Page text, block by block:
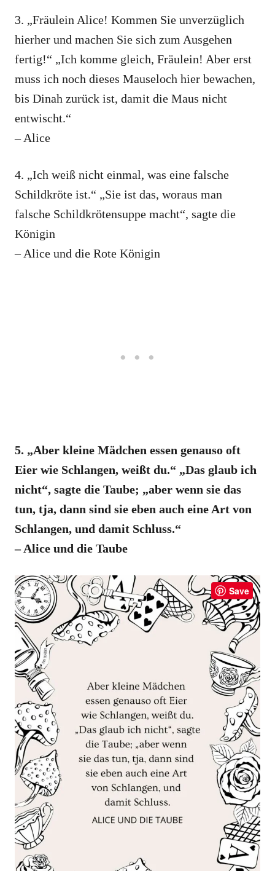
3. „Fräulein Alice! Kommen Sie unverzüglich
hierher und machen Sie sich zum Ausgehen
fertig!“ „Ich komme gleich, Fräulein! Aber erst
muss ich noch dieses Mauseloch hier bewachen,
bis Dinah zurück ist, damit die Maus nicht
entwischt.“
– Alice
4. „Ich weiß nicht einmal, was eine falsche
Schildkröte ist.“ „Sie ist das, woraus man
falsche Schildkrötensuppe macht“, sagte die
Königin
– Alice und die Rote Königin
5. „Aber kleine Mädchen essen genauso oft
Eier wie Schlangen, weißt du.“ „Das glaub ich
nicht“, sagte die Taube; „aber wenn sie das
tun, tja, dann sind sie eben auch eine Art von
Schlangen, und damit Schluss.“
– Alice und die Taube
Save